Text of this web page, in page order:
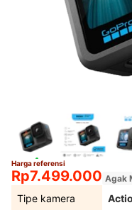
Harga referensi
Rp7.499.000 Agak
Tipe kamera